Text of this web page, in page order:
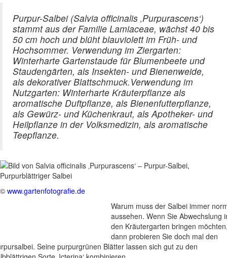
Purpur-Salbei (Salvia officinalis ‚Purpurascens‘)
stammt aus der Familie Lamiaceae, wächst 40 bis
50 cm hoch und blüht blauviolett im Früh- und
Hochsommer. Verwendung im Ziergarten:
Winterharte Gartenstaude für Blumenbeete und
Staudengärten, als Insekten- und Bienenweide,
als dekorativer Blattschmuck.Verwendung im
Nutzgarten: Winterharte Kräuterpflanze als
aromatische Duftpflanze, als Bienenfutterpflanze,
als Gewürz- und Küchenkraut, als Apotheker- und
Heilpflanze in der Volksmedizin, als aromatische
Teepflanze.
© www.gartenfotografie.de
Warum muss der Salbei immer
aussehen. Wenn Sie Abwechslung
den Kräutergarten bringen
dann probieren Sie doch mal den
Seine purpurgrünen Blätter lassen sich gut zu den